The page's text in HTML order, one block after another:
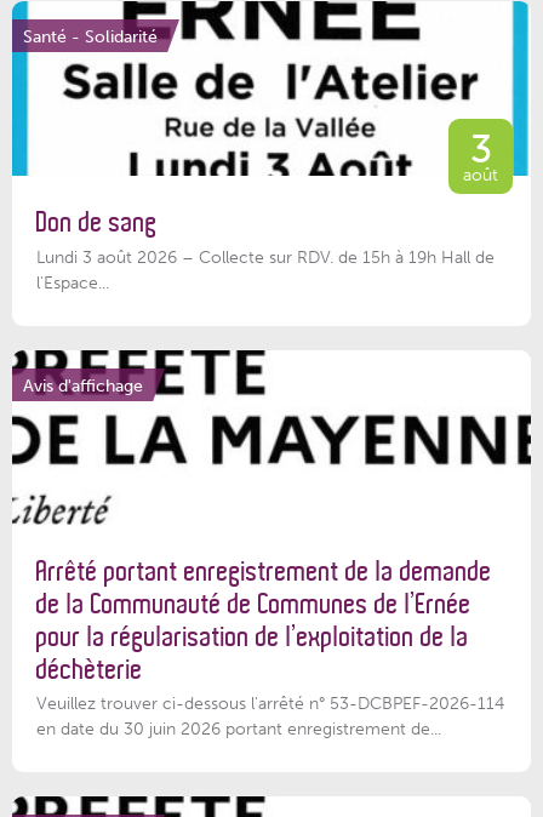
Santé - Solidarité
3
août
Don de sang
Lundi 3 août 2026 – Collecte sur RDV. de 15h à 19h Hall de
l'Espace...
Avis d'affichage
Arrêté portant enregistrement de la demande
de la Communauté de Communes de l’Ernée
pour la régularisation de l’exploitation de la
déchèterie
Veuillez trouver ci-dessous l'arrêté n° 53-DCBPEF-2026-114
en date du 30 juin 2026 portant enregistrement de...